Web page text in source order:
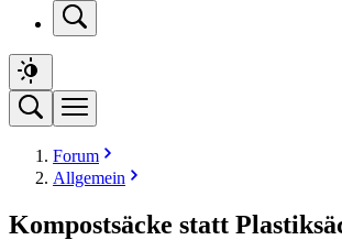
Forum
Allgemein
Kompostsäcke statt